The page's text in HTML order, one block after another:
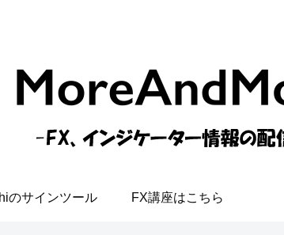
のサインツール FX講座はこちら